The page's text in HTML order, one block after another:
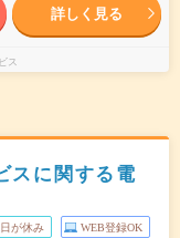
詳しく見る
ス
スに関する電
が休み WEB登録OK